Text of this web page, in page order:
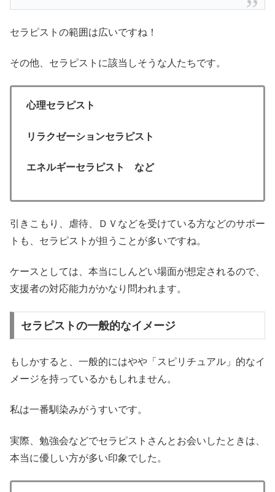
セラピストの範囲は広いですね！
その他、セラピストに該当しそうな人たちです。
心理セラピスト
リラクゼーションセラピスト
エネルギーセラピスト など
引きこもり、虐待、ＤＶなどを受けている方などのサポー
トも、セラピストが担うことが多いですね。
ケースとしては、本当にしんどい場面が想定されるので、
支援者の対応能力がかなり問われます。
セラピストの一般的なイメージ
もしかすると、一般的にはやや「スピリチュアル」的なイ
メージを持っているかもしれません。
私は一番馴染みがうすいです。
実際、勉強会などでセラピストさんとお会いしたときは、
本当に優しい方が多い印象でした。